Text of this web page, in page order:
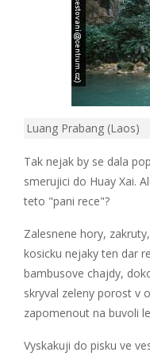
Luang Prabang (Laos)
Tak nejak by se dala
smerujici do Huay Xai.
teto "pani rece"?
Zalesnene hory,
kosicku nejaky ten dar
bambusove chajdy,
skryval zeleny porost v
zapomenout na buvoli
Vyskakuji do pisku ve